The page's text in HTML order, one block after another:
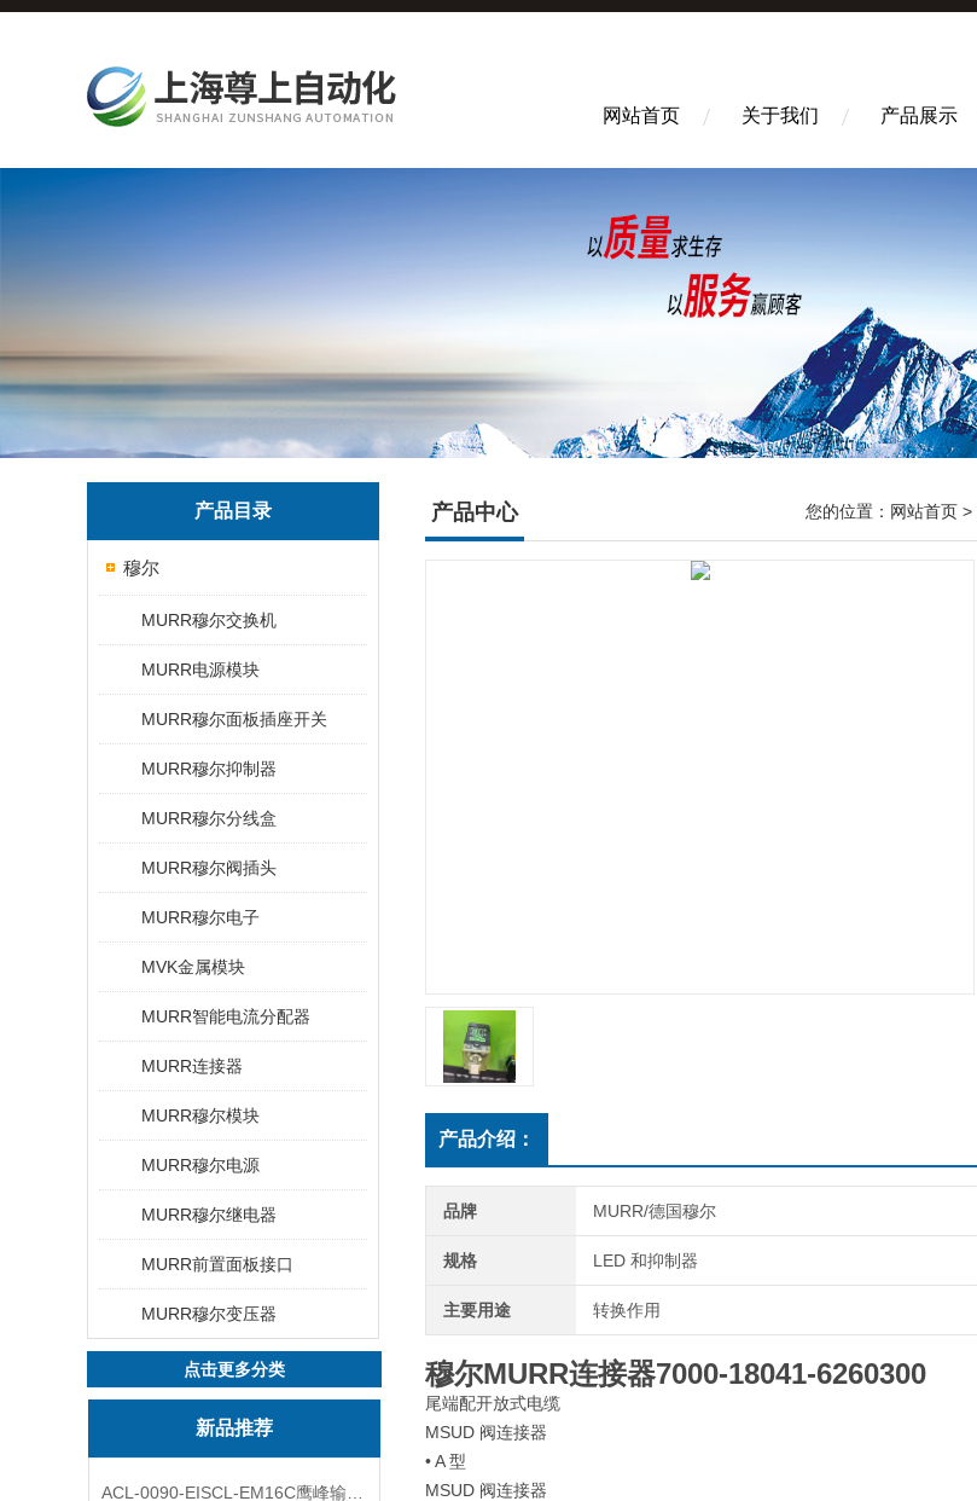
网站首页 关于我们 产品展示
产品目录
穆尔
MURR穆尔交换机
MURR电源模块
MURR穆尔面板插座开关
MURR穆尔抑制器
MURR穆尔分线盒
MURR穆尔阀插头
MURR穆尔电子
MVK金属模块
MURR智能电流分配器
MURR连接器
MURR穆尔模块
MURR穆尔电源
MURR穆尔继电器
MURR前置面板接口
MURR穆尔变压器
点击更多分类
新品推荐
产品中心 您的位置： 网站首页 >
产品介绍：
品牌 MURR/德国穆尔
规格 LED 和抑制器
主要用途 转换作用
穆尔MURR连接器7000-18041-6260300
尾端配开放式电缆
MSUD 阀连接器
• A 型
MSUD 阀连接器